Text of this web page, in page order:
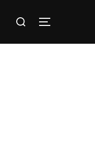
Search
TOGGLE